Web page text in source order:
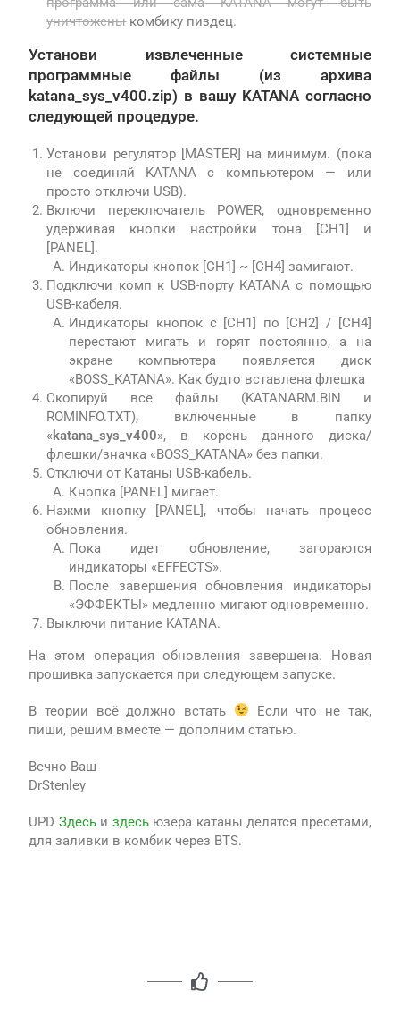
уничтоженыкомбику пиздец.
Установи извлеченные системные
программные файлы (из архива
katana_sys_v400.zip) в вашу KATANA согласно
следующей процедуре.
Установи регулятор [MASTER] на минимум. (пока
не соединяй KATANA с компьютером — или
просто отключи USB).
Включи переключатель POWER, одновременно
удерживая кнопки настройки тона [CH1] и
[PANEL].
Индикаторы кнопок [CH1] ~ [CH4] замигают.
Подключи комп к USB-порту KATANA с помощью
USB-кабеля.
Индикаторы кнопок с [CH1] по [CH2] / [CH4]
перестают мигать и горят постоянно, а на
экране компьютера появляется диск
«BOSS_KATANA». Как будто вставлена флешка
Скопируй все файлы (KATANARM.BIN и
ROMINFO.TXT), включенные в папку
«katana_sys_v400», в корень данного диска/
флешки/значка «BOSS_KATANA» без папки.
Отключи от Катаны USB-кабель.
Кнопка [PANEL] мигает.
Нажми кнопку [PANEL], чтобы начать процесс
обновления.
Пока идет обновление, загораются
индикаторы «EFFECTS».
После завершения обновления индикаторы
«ЭФФЕКТЫ» медленно мигают одновременно.
Выключи питание KATANA.
На этом операция обновления завершена. Новая
прошивка запускается при следующем запуске.
В теории всё должно встать
Если что не так,
пиши, решим вместе — дополним статью.
Вечно Ваш
DrStenley
UPD Здесьи здесьюзера катаны делятся пресетами,
для заливки в комбик через BTS.